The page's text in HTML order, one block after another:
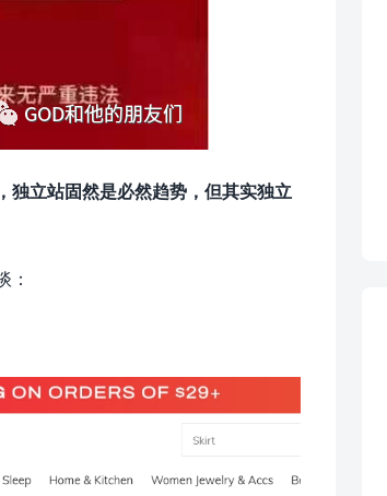
独立站固然是必然趋势，但其实独立
：